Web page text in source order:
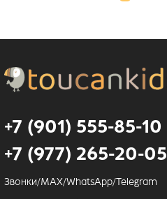
+7 (901) 555-85-10
+7 (977) 265-20-05
Звонки/MAX/WhatsApp/Telegram